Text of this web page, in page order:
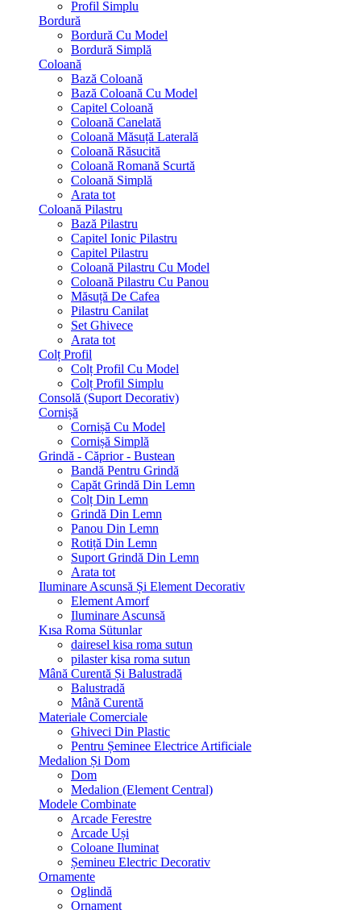
Profil Simplu
Bordură
Bordură Cu Model
Bordură Simplă
Coloană
Bază Coloană
Bază Coloană Cu Model
Capitel Coloană
Coloană Canelată
Coloană Măsuță Laterală
Coloană Răsucită
Coloană Romană Scurtă
Coloană Simplă
Arata tot
Coloană Pilastru
Bază Pilastru
Capitel Ionic Pilastru
Capitel Pilastru
Coloană Pilastru Cu Model
Coloană Pilastru Cu Panou
Măsuță De Cafea
Pilastru Canilat
Set Ghivece
Arata tot
Colț Profil
Colț Profil Cu Model
Colț Profil Simplu
Consolă (Suport Decorativ)
Cornișă
Cornișă Cu Model
Cornișă Simplă
Grindă - Căprior - Bustean
Bandă Pentru Grindă
Capăt Grindă Din Lemn
Colț Din Lemn
Grindă Din Lemn
Panou Din Lemn
Rotiță Din Lemn
Suport Grindă Din Lemn
Arata tot
Iluminare Ascunsă Și Element Decorativ
Element Amorf
Iluminare Ascunsă
Kısa Roma Sütunlar
dairesel kisa roma sutun
pilaster kisa roma sutun
Mână Curentă Și Balustradă
Balustradă
Mână Curentă
Materiale Comerciale
Ghiveci Din Plastic
Pentru Șeminee Electrice Artificiale
Medalion Și Dom
Dom
Medalion (Element Central)
Modele Combinate
Arcade Ferestre
Arcade Uși
Coloane Iluminat
Șemineu Electric Decorativ
Ornamente
Oglindă
Ornament